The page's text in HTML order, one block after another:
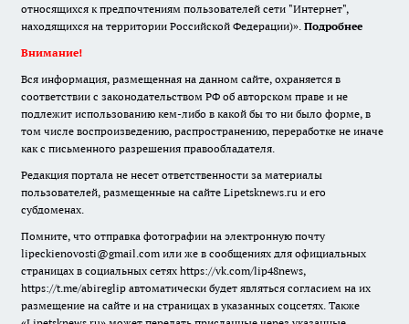
относящихся к предпочтениям пользователей сети "Интернет",
находящихся на территории Российской Федерации)». Подробнее
Внимание!
Вся информация, размещенная на данном сайте, охраняется в
соответствии с законодательством РФ об авторском праве и не
подлежит использованию кем-либо в какой бы то ни было форме, в
том числе воспроизведению, распространению, переработке не иначе
как с письменного разрешения правообладателя.
Редакция портала не несет ответственности за материалы
пользователей, размещенные на сайте Lipetsknews.ru и его
субдоменах.
Помните, что отправка фотографии на электронную почту
lipeckienovosti@gmail.com или же в сообщениях для официальных
страницах в социальных сетях https://vk.com/lip48news,
https://t.me/abireglip автоматически будет являться согласием на их
размещение на сайте и на страницах в указанных соцсетях. Также